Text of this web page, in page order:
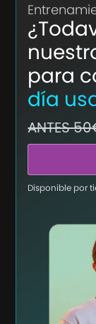
para
día
ANTES
Disponible por